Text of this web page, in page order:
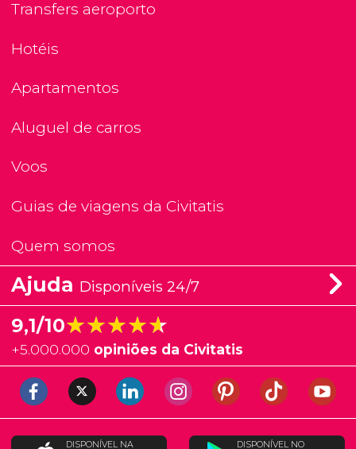
Transfers aeroporto
Hotéis
Apartamentos
Aluguel de carros
Voos
Guias de viagens da Civitatis
Quem somos
Ajuda Disponíveis 24/7
9,1/10★★★★★
★★★★★
+5.000.000 opiniões da Civitatis
DISPONÍVEL NA DISPONÍVEL NO